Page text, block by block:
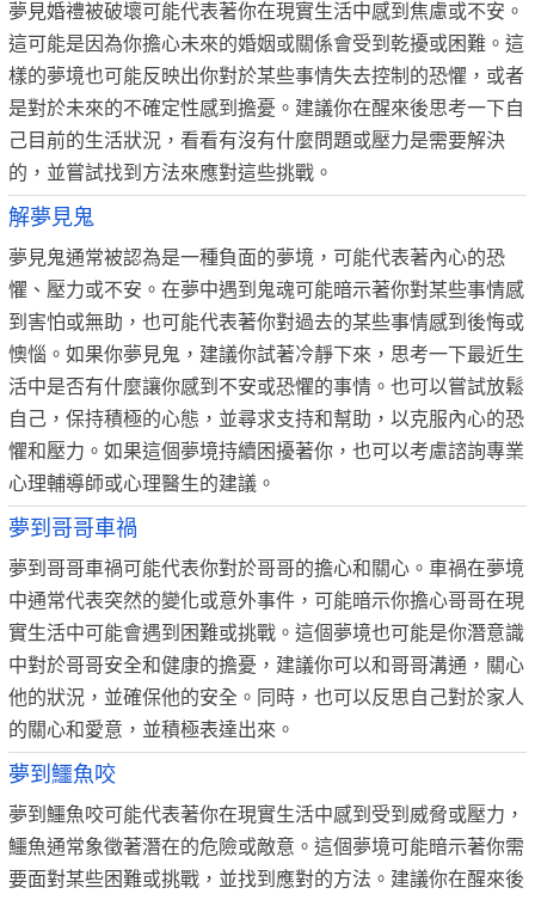
夢見婚禮被破壞可能代表著你在現實生活中感到焦慮或不安。
這可能是因為你擔心未來的婚姻或關係會受到乾擾或困難。這
樣的夢境也可能反映出你對於某些事情失去控制的恐懼，或者
是對於未來的不確定性感到擔憂。建議你在醒來後思考一下自
己目前的生活狀況，看看有沒有什麼問題或壓力是需要解決
的，並嘗試找到方法來應對這些挑戰。
解夢見鬼
夢見鬼通常被認為是一種負面的夢境，可能代表著內心的恐
懼、壓力或不安。在夢中遇到鬼魂可能暗示著你對某些事情感
到害怕或無助，也可能代表著你對過去的某些事情感到後悔或
懊惱。如果你夢見鬼，建議你試著冷靜下來，思考一下最近生
活中是否有什麼讓你感到不安或恐懼的事情。也可以嘗試放鬆
自己，保持積極的心態，並尋求支持和幫助，以克服內心的恐
懼和壓力。如果這個夢境持續困擾著你，也可以考慮諮詢專業
心理輔導師或心理醫生的建議。
夢到哥哥車禍
夢到哥哥車禍可能代表你對於哥哥的擔心和關心。車禍在夢境
中通常代表突然的變化或意外事件，可能暗示你擔心哥哥在現
實生活中可能會遇到困難或挑戰。這個夢境也可能是你潛意識
中對於哥哥安全和健康的擔憂，建議你可以和哥哥溝通，關心
他的狀況，並確保他的安全。同時，也可以反思自己對於家人
的關心和愛意，並積極表達出來。
夢到鱷魚咬
夢到鱷魚咬可能代表著你在現實生活中感到受到威脅或壓力，
鱷魚通常象徵著潛在的危險或敵意。這個夢境可能暗示著你需
要面對某些困難或挑戰，並找到應對的方法。建議你在醒來後